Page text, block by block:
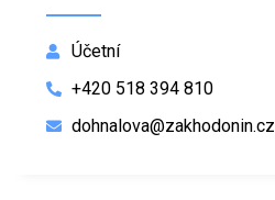
Účetní
+420 518 394 810
dohnalova@zakhodonin.cz